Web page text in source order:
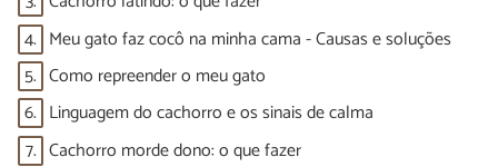
4. Meu gato faz cocô na minha cama - Causas e soluções
5. Como repreender o meu gato
6. Linguagem do cachorro e os sinais de calma
7. Cachorro morde dono: o que fazer